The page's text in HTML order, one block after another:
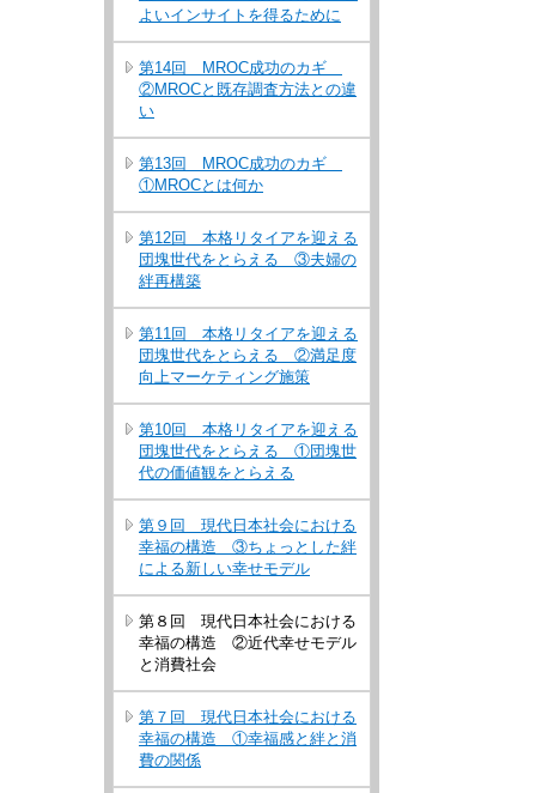
よいインサイトを得るために
第14回 MROC成功のカギ
②MROCと既存調査方法との違
い
第13回 MROC成功のカギ
①MROCとは何か
第12回 本格リタイアを迎える
団塊世代をとらえる ③夫婦の
絆再構築
第11回 本格リタイアを迎える
団塊世代をとらえる ②満足度
向上マーケティング施策
第10回 本格リタイアを迎える
団塊世代をとらえる ①団塊世
代の価値観をとらえる
第９回 現代日本社会における
幸福の構造 ③ちょっとした絆
による新しい幸せモデル
第８回 現代日本社会における
幸福の構造 ②近代幸せモデル
と消費社会
第７回 現代日本社会における
幸福の構造 ①幸福感と絆と消
費の関係